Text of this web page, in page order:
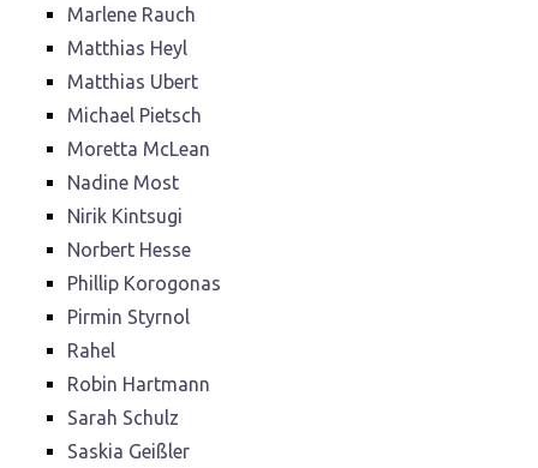
Marlene Rauch
Matthias Heyl
Matthias Ubert
Michael Pietsch
Moretta McLean
Nadine Most
Nirik Kintsugi
Norbert Hesse
Phillip Korogonas
Pirmin Styrnol
Rahel
Robin Hartmann
Sarah Schulz
Saskia Geißler